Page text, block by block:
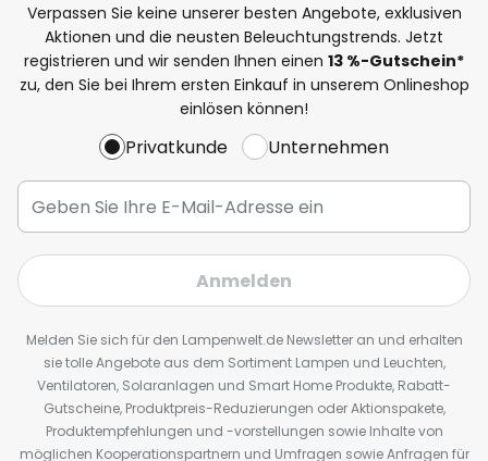
Verpassen Sie keine unserer besten Angebote, exklusiven
Aktionen und die neusten Beleuchtungstrends. Jetzt
registrieren und wir senden Ihnen einen 13 %-Gutschein*
zu, den Sie bei Ihrem ersten Einkauf in unserem Onlineshop
einlösen können!
Privatkunde Unternehmen
Anmelden
Melden Sie sich für den Lampenwelt.de Newsletter an und erhalten
sie tolle Angebote aus dem Sortiment Lampen und Leuchten,
Ventilatoren, Solaranlagen und Smart Home Produkte, Rabatt-
Gutscheine, Produktpreis-Reduzierungen oder Aktionspakete,
Produktempfehlungen und -vorstellungen sowie Inhalte von
möglichen Kooperationspartnern und Umfragen sowie Anfragen für